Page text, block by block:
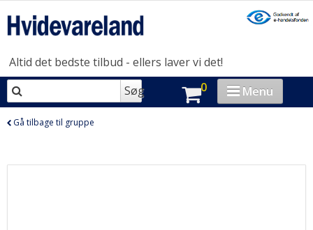
Altid det bedste tilbud - ellers laver vi det!
Søg
0 Menu
VASK & TØR
Gå tilbage til gruppe